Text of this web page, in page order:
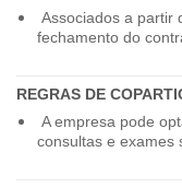
Associados a partir
fechamento do
REGRAS DE
A empresa pode
consultas e exames